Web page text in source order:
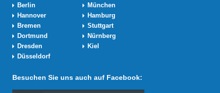
Berlin
München
Hannover
Hamburg
Bremen
Stuttgart
Dortmund
Nürnberg
Dresden
Kiel
Düsseldorf
Besuchen Sie uns auch auf Facebook: